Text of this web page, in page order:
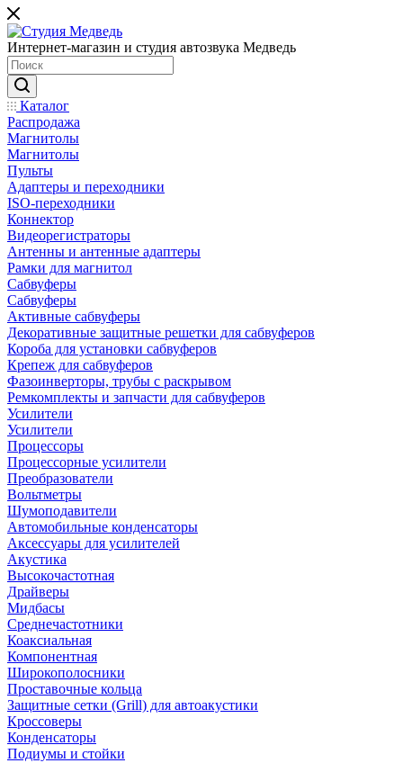
Интернет-магазин и студия автозвука Медведь
Каталог
Распродажа
Магнитолы
Магнитолы
Пульты
Адаптеры и переходники
ISO-переходники
Коннектор
Видеорегистраторы
Антенны и антенные адаптеры
Рамки для магнитол
Сабвуферы
Сабвуферы
Активные сабвуферы
Декоративные защитные решетки для сабвуферов
Короба для установки сабвуферов
Крепеж для сабвуферов
Фазоинверторы, трубы с раскрывом
Ремкомплекты и запчасти для сабвуферов
Усилители
Усилители
Процессоры
Процессорные усилители
Преобразователи
Вольтметры
Шумоподавители
Автомобильные конденсаторы
Аксессуары для усилителей
Акустика
Высокочастотная
Драйверы
Мидбасы
Среднечастотники
Коаксиальная
Компонентная
Широкополосники
Проставочные кольца
Защитные сетки (Grill) для автоакустики
Кроссоверы
Конденсаторы
Подиумы и стойки